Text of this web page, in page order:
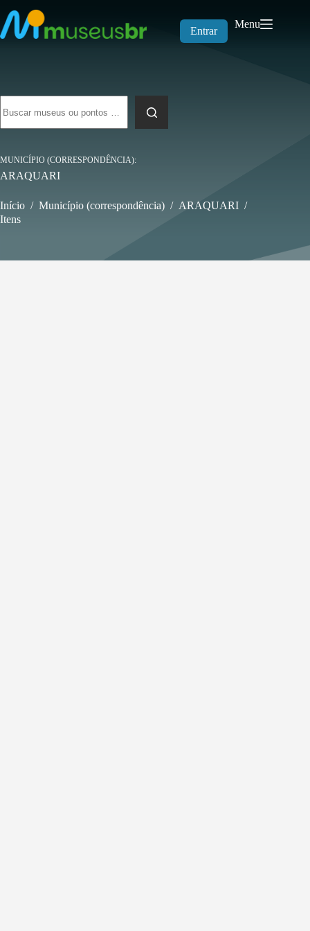
para
o
conteúdo
Entrar
Menu
resultados
MUNICÍPIO (CORRESPONDÊNCIA)
ARAQUARI
Início / Município (correspondência) / ARAQUARI /
Itens